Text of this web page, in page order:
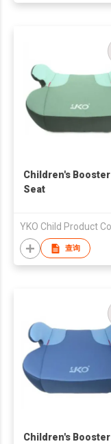
Children's Booster
Seat
查询
Children's Booster